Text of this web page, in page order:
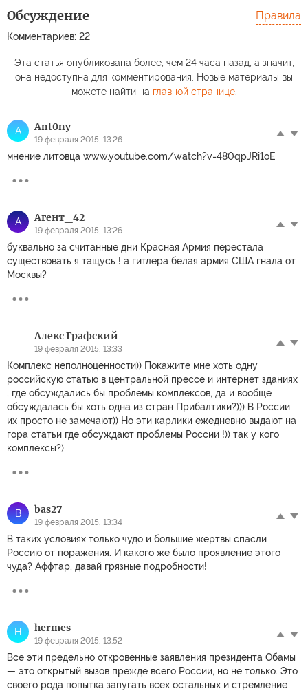
Обсуждение
Комментариев: 22
Правила
Эта статья опубликована более, чем 24 часа назад, а значит,
она недоступна для комментирования. Новые материалы вы
можете найти на главной странице.
A Ant0ny
19 февраля 2015, 13:26
мнение литовца www.youtube.com/watch?v=480qpJRi1oE
А Агент_42
19 февраля 2015, 13:26
буквально за считанные дни Красная Армия перестала
существовать я тащусь ! а гитлера белая армия США гнала от
Москвы?
Алекс Графский
19 февраля 2015, 13:33
Комплекс неполноценности)) Покажите мне хоть одну
российскую статью в центральной прессе и интернет зданиях
, где обсуждались бы проблемы комплексов, да и вообще
обсуждалась бы хоть одна из стран Прибалтики?))) В России
их просто не замечают)) Но эти карлики ежедневно выдают на
гора статьи где обсуждают проблемы России !)) так у кого
комплексы?)
B bas27
19 февраля 2015, 13:34
В таких условиях только чудо и большие жертвы спасли
Россию от поражения. И какого же было проявление этого
чуда? Аффтар, давай грязные подробности!
H hermes
19 февраля 2015, 13:52
Все эти предельно откровенные заявления президента Обамы
— это открытый вызов прежде всего России, но не только. Это
своего рода попытка запугать всех остальных и стремление